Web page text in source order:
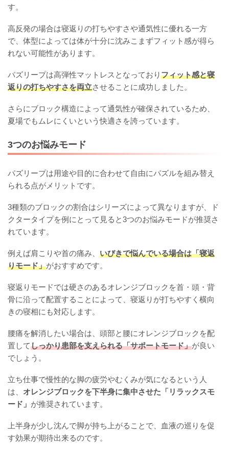
す。
高反発の場合は寝返りの打ちやすさや通気性に優れる一方
で、体型によっては体が十分に沈みこまずフィット感が得ら
れない可能性があります。
パズリープは高弾性マットレスとなっておりフィット感と寝
返りの打ちやすさを両立させることに成功しました。
さらにブロック構造によって通気性が確保されているため、
夏場でもムレにくいという快適さを誇っています。
3つのお悩みモード
パズリープは用途や目的に合わせて自由にパズルを組み替え
られる点がメリットです。
3種類のブロックの割合はシリーズによって異なりますが、ド
クタータイプを例にとって見ると3つのお悩みモードが推奨さ
れています。
例えば肩こりや首の痛み、 いびきで悩んでいる場合は「寝返
りモード」がおすすめです。
寝返りモードでは硬さのあるオレンジブロックを首・頭・背
骨に沿って配置することによって、寝返りが打ちやすく横向
きの寝相にも対応します。
腰痛を解消したい場合は、頭部と腰にオレンジブロックを配
置してしっかり患部を支えられる「サポートモード」が良い
でしょう。
立ち仕事で慢性的な脚の疲労やむくみが気になるという人
は、 オレンジブロックを下半身に集中させた「リラックスモ
ード」 が推奨されています。
上半身が少し沈んで脚が持ち上がることで、血液の巡りを促
す効果が期待出来るのです。